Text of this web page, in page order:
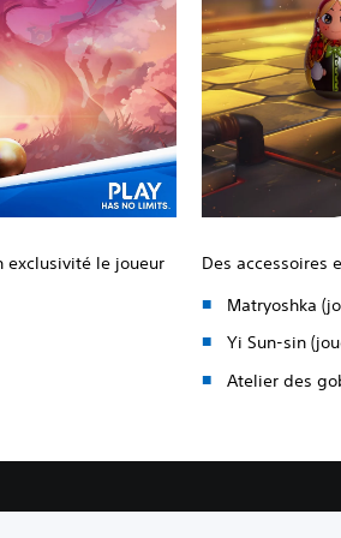
exclusivité le joueur
Des accessoires
Matryoshka
Yi Sun-sin
Atelier des